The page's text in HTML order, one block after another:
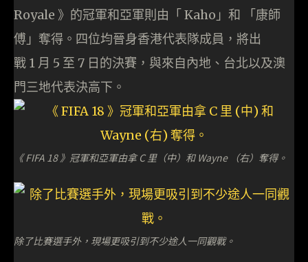
Royale 》的冠軍和亞軍則由「 Kaho」和 「康師
傅」奪得。四位均晉身香港代表隊成員，將出
戰 1 月 5 至 7 日的決賽，與來自內地、台北以及澳
門三地代表決高下。
《 FIFA 18 》冠軍和亞軍由拿 C 里（中）和 Wayne （右）奪得。
除了比賽選手外，現場更吸引到不少途人一同觀戰。